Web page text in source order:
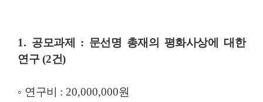
1. 공모과제 : 문선명 총재 의 평화사상에 대한
연구 (2건)
◦ 연구비 : 20,000,000원